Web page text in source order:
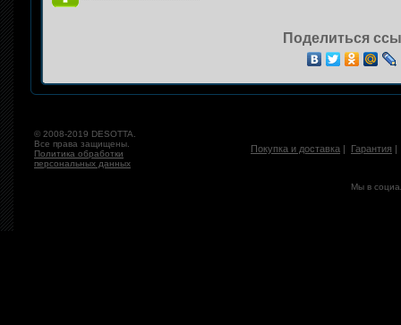
Поделиться
© 2008-2019 DESOTTA.
Все права защищены.
Политика обработки
персональных данных
Покупка и доставка | Гарантия
Мы в